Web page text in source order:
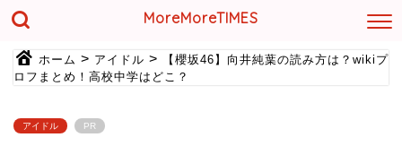
MoreMoreTIMES
ホーム > アイドル >
【櫻坂46】向井純葉の読み方は？wikiプ
ロフまとめ！高校中学はどこ？
アイドル PR